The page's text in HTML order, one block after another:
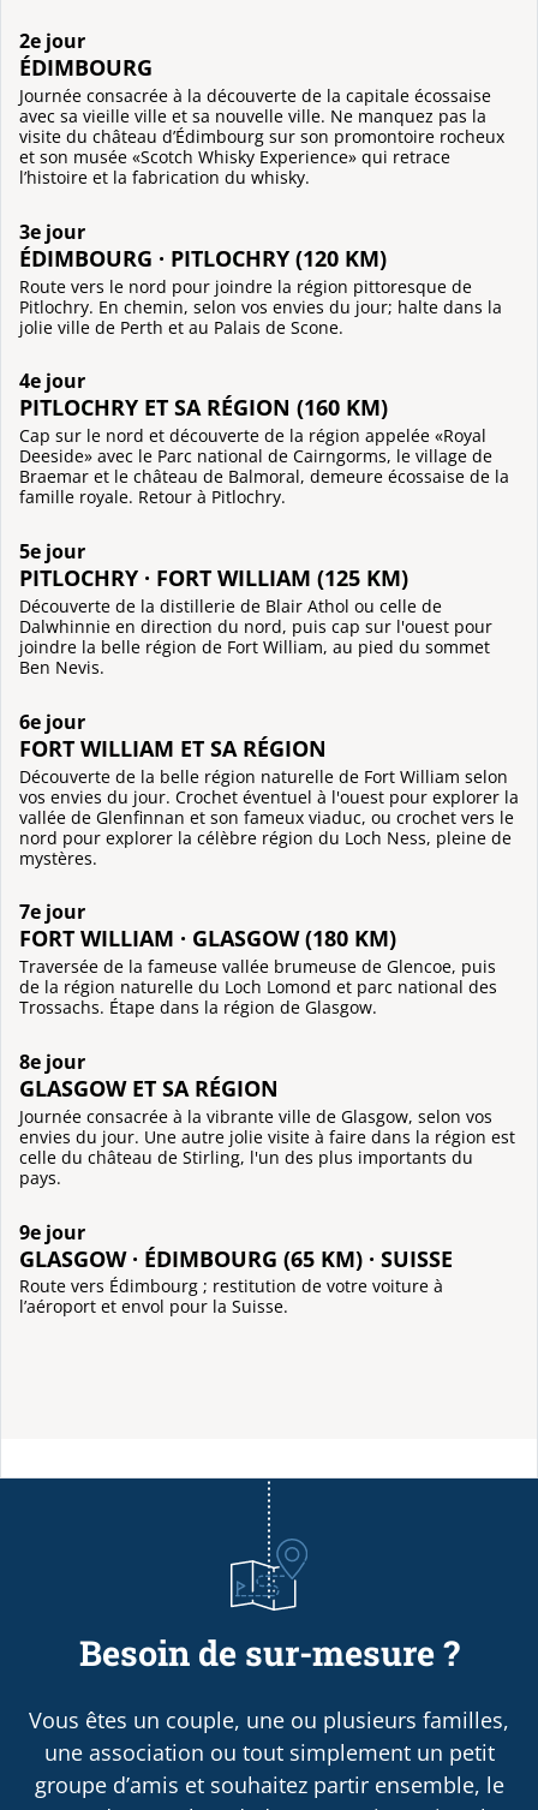
2e jour
ÉDIMBOURG
Journée consacrée à la découverte de la capitale écossaise
avec sa vieille ville et sa nouvelle ville. Ne manquez pas la
visite du château d’Édimbourg sur son promontoire rocheux
et son musée «Scotch Whisky Experience» qui retrace
l’histoire et la fabrication du whisky.
3e jour
ÉDIMBOURG · PITLOCHRY (120 KM)
Route vers le nord pour joindre la région pittoresque de
Pitlochry. En chemin, selon vos envies du jour; halte dans la
jolie ville de Perth et au Palais de Scone.
4e jour
PITLOCHRY ET SA RÉGION (160 KM)
Cap sur le nord et découverte de la région appelée «Royal
Deeside» avec le Parc national de Cairngorms, le village de
Braemar et le château de Balmoral, demeure écossaise de la
famille royale. Retour à Pitlochry.
5e jour
PITLOCHRY · FORT WILLIAM (125 KM)
Découverte de la distillerie de Blair Athol ou celle de
Dalwhinnie en direction du nord, puis cap sur l'ouest pour
joindre la belle région de Fort William, au pied du sommet
Ben Nevis.
6e jour
FORT WILLIAM ET SA RÉGION
Découverte de la belle région naturelle de Fort William selon
vos envies du jour. Crochet éventuel à l'ouest pour explorer la
vallée de Glenfinnan et son fameux viaduc, ou crochet vers le
nord pour explorer la célèbre région du Loch Ness, pleine de
mystères.
7e jour
FORT WILLIAM · GLASGOW (180 KM)
Traversée de la fameuse vallée brumeuse de Glencoe, puis
de la région naturelle du Loch Lomond et parc national des
Trossachs. Étape dans la région de Glasgow.
8e jour
GLASGOW ET SA RÉGION
Journée consacrée à la vibrante ville de Glasgow, selon vos
envies du jour. Une autre jolie visite à faire dans la région est
celle du château de Stirling, l'un des plus importants du
pays.
9e jour
GLASGOW · ÉDIMBOURG (65 KM) · SUISSE
Route vers Édimbourg ; restitution de votre voiture à
l’aéroport et envol pour la Suisse.
Besoin de sur-mesure ?
Vous êtes un couple, une ou plusieurs familles,
une association ou tout simplement un petit
groupe d’amis et souhaitez partir ensemble, le